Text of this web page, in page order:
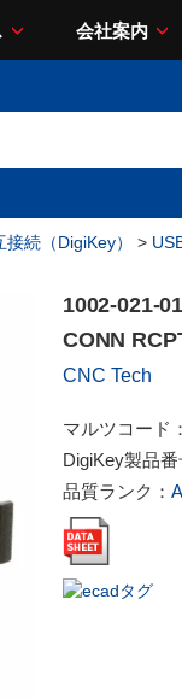
会社案内
続（DigiKey） >
1002-021-
CONN
CNC Tech
マルツコード：
DigiKey製品番
品質ランク：